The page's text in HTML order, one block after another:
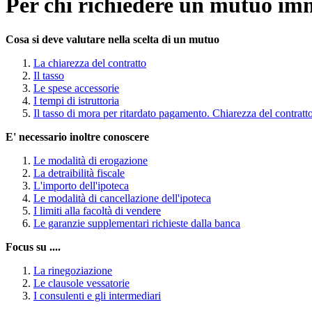
Per chi richiedere un mutuo
Cosa si deve valutare nella scelta di un mutuo
La chiarezza del contratto
Il tasso
Le spese accessorie
I tempi di istruttoria
Il tasso di mora per ritardato pagamento. Chiarezza del
E' necessario inoltre conoscere
Le modalità di erogazione
La detraibilità fiscale
L'importo dell'ipoteca
Le modalità di cancellazione dell'ipoteca
I limiti alla facoltà di vendere
Le garanzie supplementari richieste dalla banca
Focus su ....
La rinegoziazione
Le clausole vessatorie
I consulenti e gli intermediari